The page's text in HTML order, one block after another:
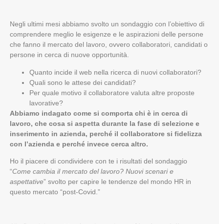
Negli ultimi mesi abbiamo svolto un sondaggio con l’obiettivo di
comprendere meglio le esigenze e le aspirazioni delle persone
che fanno il mercato del lavoro, ovvero collaboratori, candidati o
persone in cerca di nuove opportunità.
Quanto incide il web nella ricerca di nuovi collaboratori?
Quali sono le attese dei candidati?
Per quale motivo il collaboratore valuta altre proposte
lavorative?
Abbiamo indagato come si comporta chi è in cerca di
lavoro, che cosa si aspetta durante la fase di selezione e
inserimento in azienda, perché il collaboratore si fidelizza
con l’azienda e perché invece cerca altro.
Ho il piacere di condividere con te i risultati del sondaggio
“Come cambia il mercato del lavoro? Nuovi scenari e
aspettative” svolto per capire le tendenze del mondo HR in
questo mercato “post-Covid.”